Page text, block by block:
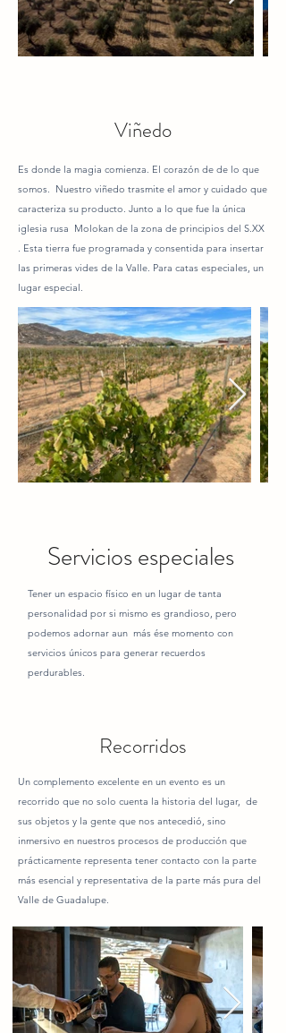
Viñedo
Es donde la magia comienza. El corazón de de lo que
somos. Nuestro viñedo trasmite el amor y cuidado que
caracteriza su producto. Junto a lo que fue la única
iglesia rusa Molokan de la zona de principios del S.XX
. Esta tierra fue programada y consentida para insertar
las primeras vides de la Valle. Para catas especiales, un
lugar especial.
Servicios especiales
Tener un espacio físico en un lugar de tanta
personalidad por si mismo es grandioso, pero
podemos adornar aun más ése momento con
servicios únicos para generar recuerdos
perdurables.
Recorridos
Un complemento excelente en un evento es un
recorrido que no solo cuenta la historia del lugar, de
sus objetos y la gente que nos antecedió, sino
inmersivo en nuestros procesos de producción que
prácticamente representa tener contacto con la parte
más esencial y representativa de la parte más pura del
Valle de Guadalupe.